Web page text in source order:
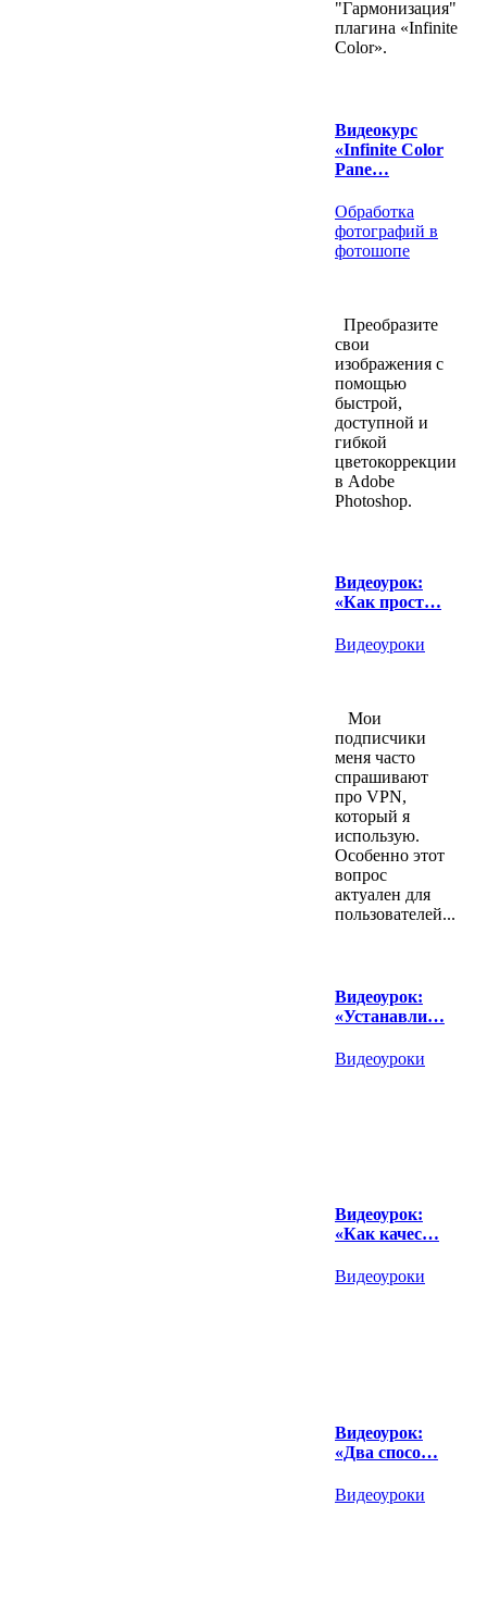
"Гармонизация"
плагина «Infinite
Color».
Видеокурс
«Infinite Color
Pane…
Обработка
фотографий в
фотошопе
Преобразите
свои
изображения с
помощью
быстрой,
доступной и
гибкой
цветокоррекции
в Adobe
Photoshop.
Видеоурок:
«Как прост…
Видеоуроки
Мои
подписчики
меня часто
спрашивают
про VPN,
который я
использую.
Особенно этот
вопрос
актуален для
пользователей...
Видеоурок:
«Устанавли…
Видеоуроки
Видеоурок:
«Как качес…
Видеоуроки
Видеоурок:
«Два спосо…
Видеоуроки